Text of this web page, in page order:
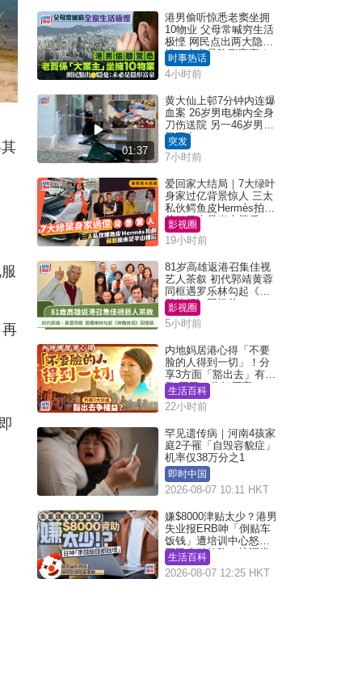
港男偷听惊悉老窦坐拥
10物业 父母常喊穷生活
极悭 网民点出两大隐
忧：未必是隐形富豪｜
Juicy叮
时事热话
4小时前
01:37
黄大仙上邨7分钟内连爆
血案 26岁男电梯内全身
刀伤送院 另一46岁男倒
毙平台
突发
7小时前
爱回家大结局｜7大绿叶
身家过亿背景惊人 三太
私伙鳄鱼皮Hermès拍剧
苏姐原来是半山楼后
影视圈
19小时前
81岁高雄返港召集佳视
艺人茶叙 初代郭靖黄蓉
同框遇罗乐林勾起《神
雕侠侣》回忆杀
影视圈
5小时前
内地妈居港心得「不要
脸的人得到一切」！分
享3方面「豁出去」有著
数 网民：你好厉害
生活百科
22小时前
罕见遗传病｜河南4孩家
庭2子罹「自毁容貌症」
机率仅38万分之1
即时中国
2026-08-07 10:11 HKT
嫌$8000津贴太少？港男
失业报ERB呻「倒贴车
饭钱」遭培训中心怒轰
网民幽默教路：拣呢类
课程唔会蚀...
生活百科
2026-08-07 12:25 HKT